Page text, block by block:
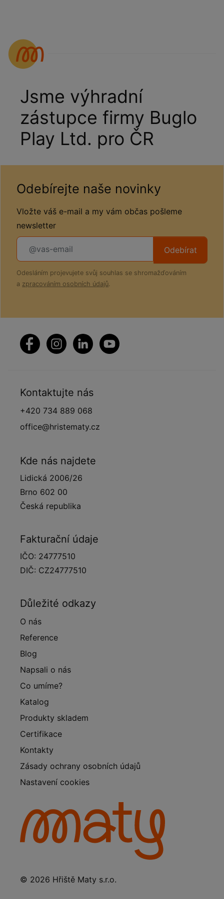
Jsme výhradní
zástupce firmy Buglo
Play Ltd. pro ČR
Odebírejte naše novinky
Vložte váš e-mail a my vám občas pošleme
newsletter
Odebírat
Odesláním projevujete svůj souhlas se shromažďováním
a zpracováním osobních údajů.
Kontaktujte nás
+420 734 889 068
office@hristematy.cz
Kde nás najdete
Lidická 2006/26
Brno 602 00
Česká republika
Fakturační údaje
IČO: 24777510
DIČ: CZ24777510
Důležité odkazy
O nás
Reference
Blog
Napsali o nás
Co umíme?
Katalog
Produkty skladem
Certifikace
Kontakty
Zásady ochrany osobních údajů
Nastavení cookies
© 2026 Hřiště Maty s.r.o.